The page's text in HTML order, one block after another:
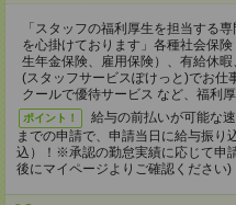
「スタッフの福利厚生を担当する
を心掛けております」各種社会保
生年金保険、雇用保険）、有給休
(スタッフサービスぽけっと)でお仕
クールで優待サービス など、福利
ポイント！
給与の前払いが可能な
までの申請で、申請当日に給与振り
込）！※承認の勤怠実績に応じて申
後にマイページよりご確認ください)